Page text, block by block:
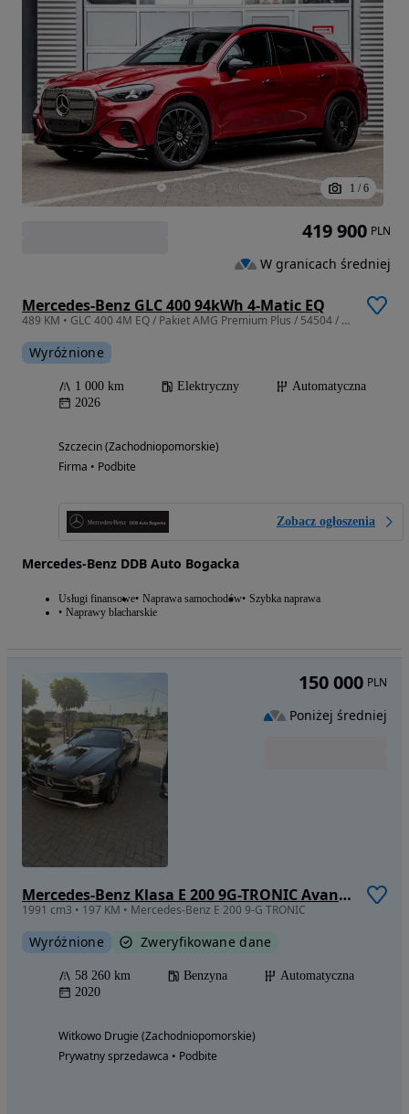
1 / 6
Mercedes-Benz GLC 400 94kWh 4-Matic EQ
489 KM • GLC 400 4M EQ / Pakiet AMG Premium Plus / 54504 / DDB Auto
Wyróżnione
1 000 km Elektryczny
Automatyczna
2026
Szczecin (Zachodniopomorskie)
Firma • Podbite
Zobacz ogłoszenia
Mercedes-Benz DDB Auto Bogacka
Usługi finansowe Naprawa samochodów Szybka naprawa
Naprawy blacharskie
419 900 PLN
W granicach średniej
Mercedes-Benz Klasa E 200 9G-TRONIC Avantgarde
1991 cm3 • 197 KM • Mercedes-Benz E 200 9-G TRONIC
Wyróżnione Zweryfikowane dane
58 260 km Benzyna
Automatyczna
2020
Witkowo Drugie (Zachodniopomorskie)
Prywatny sprzedawca • Podbite
150 000 PLN
Poniżej średniej